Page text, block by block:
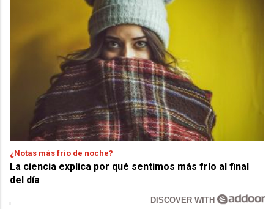
¿Notas más frío de noche?
La ciencia explica por qué sentimos más frío al final
del día
DISCOVER WITH